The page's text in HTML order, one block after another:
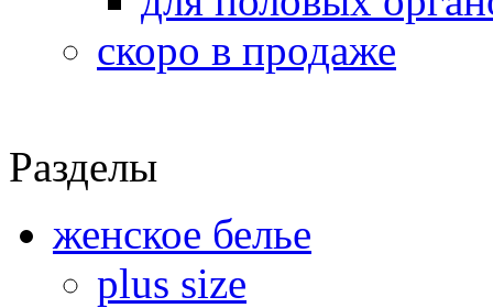
скоро в продаже
Разделы
женское белье
plus size